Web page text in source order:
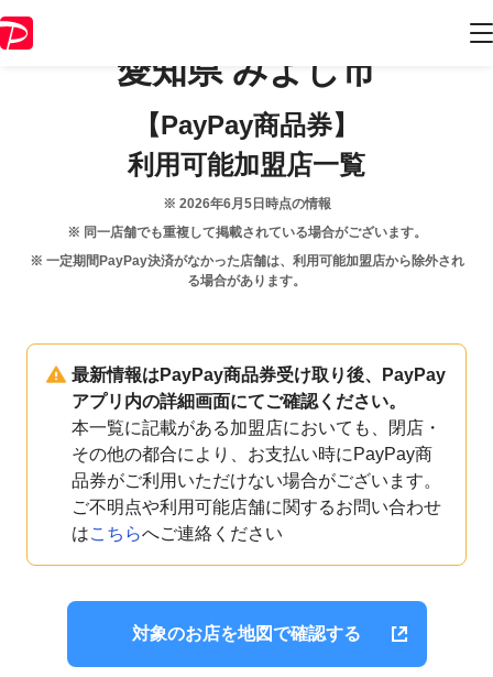
愛知県 みよし市
【PayPay商品券】
利用可能加盟店一覧
※ 2026年6月5日 時点の情報
※ 同一店舗でも重複して掲載されている場合がございます。
※ 一定期間PayPay決済がなかった店舗は、利用可能加盟店から除外され
る場合があります。
最新情報はPayPay商品券受け取り後、PayPay
アプリ内の詳細画面にてご確認ください。
本一覧に記載がある加盟店においても、閉店・
その他の都合により、お支払い時にPayPay商
品券がご利用いただけない場合がございます。
ご不明点や利用可能店舗に関するお問い合わせ
はこちらへご連絡ください
対象のお店を地図で確認する